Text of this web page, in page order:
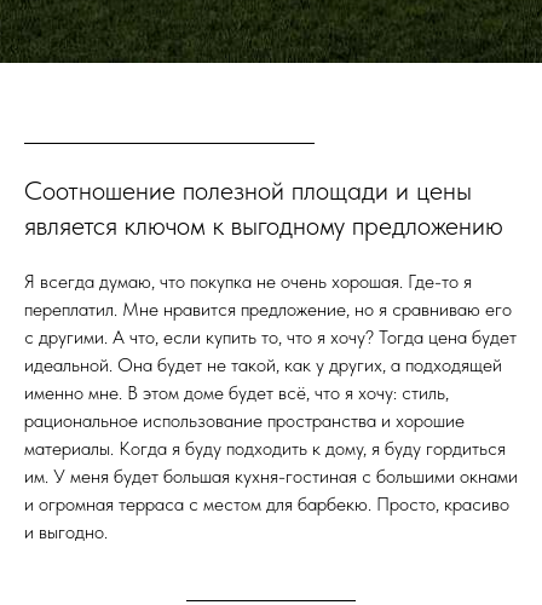
Соотношение полезной площади и цены
является ключом к выгодному предложению
Я всегда думаю, что покупка не очень хорошая. Где-то я
переплатил. Мне нравится предложение, но я сравниваю его
с другими. А что, если купить то, что я хочу? Тогда цена будет
идеальной. Она будет не такой, как у других, а подходящей
именно мне. В этом доме будет всё, что я хочу: стиль,
рациональное использование пространства и хорошие
материалы. Когда я буду подходить к дому, я буду гордиться
им. У меня будет большая кухня-гостиная с большими окнами
и огромная терраса с местом для барбекю. Просто, красиво
и выгодно.